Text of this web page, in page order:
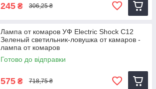
245 ₴ 306,25 ₴
Лампа от комаров УФ Electric Shock C12
Зеленый светильник-ловушка от камаров -
лампа от комаров
Готово до відправки
575 ₴ 718,75 ₴